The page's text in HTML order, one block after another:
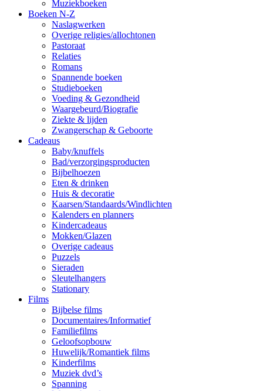
Muziekboeken
Boeken N-Z
Naslagwerken
Overige religies/allochtonen
Pastoraat
Relaties
Romans
Spannende boeken
Studieboeken
Voeding & Gezondheid
Waargebeurd/Biografie
Ziekte & lijden
Zwangerschap & Geboorte
Cadeaus
Baby/knuffels
Bad/verzorgingsproducten
Bijbelhoezen
Eten & drinken
Huis & decoratie
Kaarsen/Standaards/Windlichten
Kalenders en planners
Kindercadeaus
Mokken/Glazen
Overige cadeaus
Puzzels
Sieraden
Sleutelhangers
Stationary
Films
Bijbelse films
Documentaires/Informatief
Familiefilms
Geloofsopbouw
Huwelijk/Romantiek films
Kinderfilms
Muziek dvd’s
Spanning